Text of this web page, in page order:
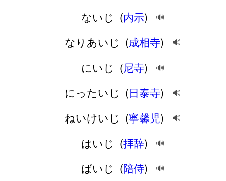
ないじ (内示) 🔊
なりあいじ (成相寺) 🔊
にいじ (尼寺) 🔊
にったいじ (日泰寺) 🔊
ねいけいじ (寧馨児) 🔊
はいじ (拝辞) 🔊
ばいじ (陪侍) 🔊